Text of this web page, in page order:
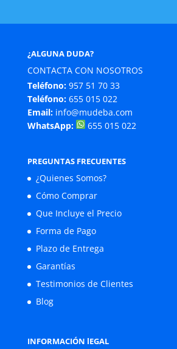
¿ALGUNA DUDA?
CONTACTA CON NOSOTROS
Teléfono: 957 51 70 33
Teléfono: 655 015 022
Email: info@mudeba.com
WhatsApp:
655 015 022
PREGUNTAS FRECUENTES
¿Quienes Somos?
Cómo Comprar
Que Incluye el Precio
Forma de Pago
Plazo de Entrega
Garantías
Testimonios de Clientes
Blog
INFORMACIÓN lEGAL